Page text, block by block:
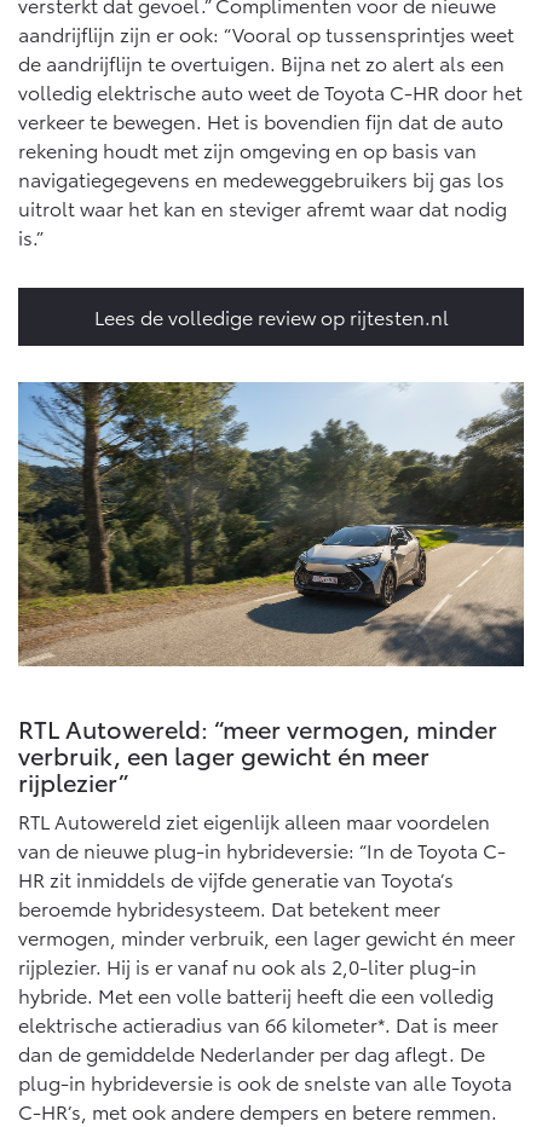
aandrijflijn zijn er ook: “Vooral op tussensprintjes weet
de aandrijflijn te overtuigen. Bijna net zo alert als een
volledig elektrische auto weet de Toyota C-HR door het
verkeer te bewegen. Het is bovendien fijn dat de auto
rekening houdt met zijn omgeving en op basis van
navigatiegegevens en medeweggebruikers bij gas los
uitrolt waar het kan en steviger afremt waar dat nodig
is.”
Lees de volledige review op rijtesten.nl
RTL Autowereld: “meer vermogen, minder
verbruik, een lager gewicht én meer
rijplezier”
RTL Autowereld ziet eigenlijk alleen maar voordelen
van de nieuwe plug-in hybrideversie: “In de Toyota C-
HR zit inmiddels de vijfde generatie van Toyota’s
beroemde hybridesysteem. Dat betekent meer
vermogen, minder verbruik, een lager gewicht én meer
rijplezier. Hij is er vanaf nu ook als 2,0-liter plug-in
hybride. Met een volle batterij heeft die een volledig
elektrische actieradius van 66 kilometer*. Dat is meer
dan de gemiddelde Nederlander per dag aflegt. De
plug-in hybrideversie is ook de snelste van alle Toyota
C-HR’s, met ook andere dempers en betere remmen.